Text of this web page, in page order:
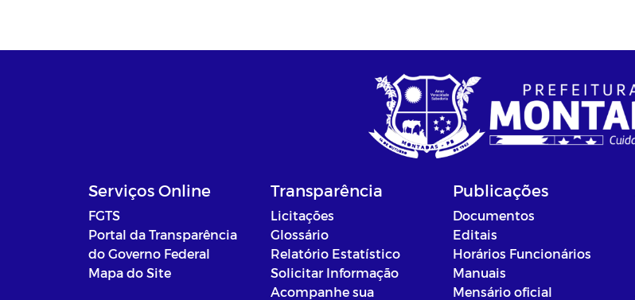
Serviços Online
FGTS
Portal da Transparência
do Governo Federal
Mapa do Site
Transparência
Licitações
Glossário
Relatório Estatístico
Solicitar Informação
Acompanhe sua
Publicações
Documentos
Editais
Horários Funcionários
Manuais
Mensário oficial